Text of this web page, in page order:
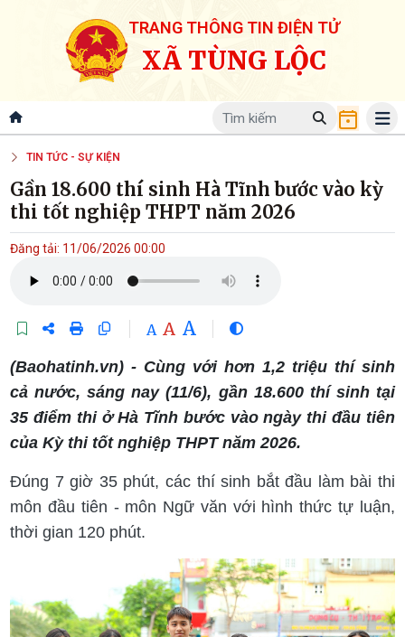
TRANG THÔNG TIN ĐIỆN TỬ
XÃ TÙNG LỘC
TIN TỨC - SỰ KIỆN
Gần 18.600 thí sinh Hà Tĩnh bước vào kỳ
thi tốt nghiệp THPT năm 2026
Đăng tải: 11/06/2026 00:00
A A A
(Baohatinh.vn) - Cùng với hơn 1,2 triệu thí sinh
cả nước, sáng nay (11/6), gần 18.600 thí sinh tại
35 điểm thi ở Hà Tĩnh bước vào ngày thi đầu tiên
của Kỳ thi tốt nghiệp THPT năm 2026.
Đúng 7 giờ 35 phút, các thí sinh bắt đầu làm bài thi
môn đầu tiên - môn Ngữ văn với hình thức tự luận,
thời gian 120 phút.